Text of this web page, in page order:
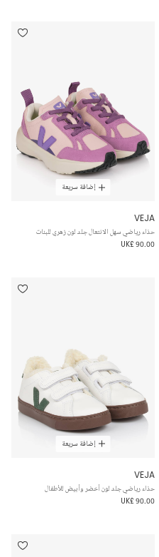
إضافة سريعة
VEJA
حذاء رياضي سهل الانتعال جلد لون زهري للبنات
UK£ 90.00
إضافة سريعة
VEJA
حذاء رياضي جلد لون أخضر وأبيض للأطفال
UK£ 90.00